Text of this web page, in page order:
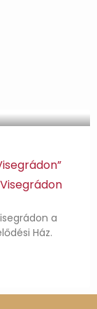
a
Ház.